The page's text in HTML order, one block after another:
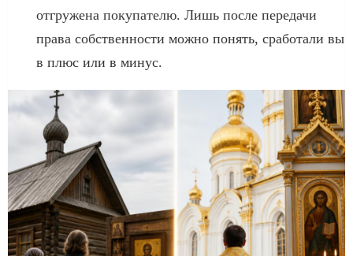
отгружена покупателю. Лишь после передачи
права собственности можно понять, сработали вы
в плюс или в минус.